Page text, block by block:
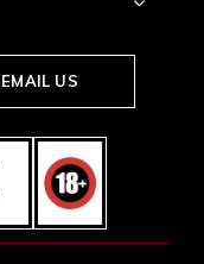
EMAIL US